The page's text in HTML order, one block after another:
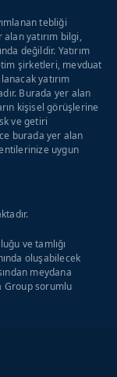
tebliği
alan yatırım bilgi,
değildir. Yatırım
şirketleri, mevduat
yatırım
Burada yer alan
kişisel görüşlerine
ve getiri
burada yer alan
uygun
ve tamlığı
oluşabilecek
meydana
Group sorumlu